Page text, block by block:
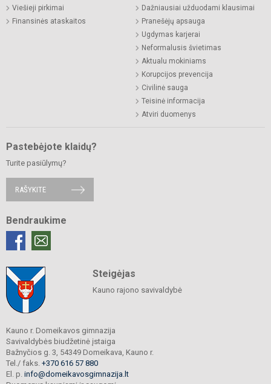
Viešieji pirkimai
Finansinės ataskaitos
Dažniausiai užduodami klausimai
Pranešėjų apsauga
Ugdymas karjerai
Neformalusis švietimas
Aktualu mokiniams
Korupcijos prevencija
Civilinė sauga
Teisinė informacija
Atviri duomenys
Pastebėjote klaidų?
Turite pasiūlymų?
RAŠYKITE
Bendraukime
Steigėjas
Kauno rajono savivaldybė
Kauno r. Domeikavos gimnazija
Savivaldybės biudžetinė įstaiga
Bažnyčios g. 3, 54349 Domeikava, Kauno r.
Tel./ faks. +370 616 57 880
El. p. info@domeikavosgimnazija.lt